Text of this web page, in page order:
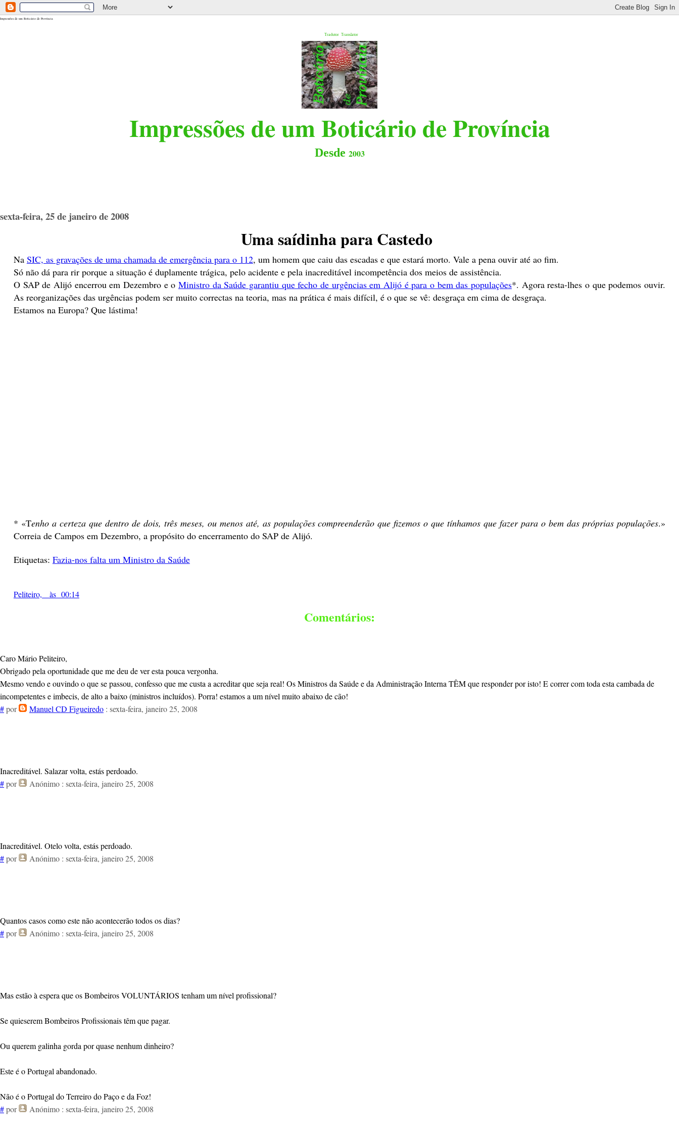
<$BlogRSDUrl$>
Impressões de um Boticário de Província
Tradutor Translator
Impressões de um Boticário de Província
Desde 2003
sexta-feira, 25 de janeiro de 2008
Uma saídinha para Castedo
Na SIC, as gravações de uma chamada de emergência para o 112, um homem que caiu das escadas e que estará morto. Vale a pena ouvir até ao fim.
Só não dá para rir porque a situação é duplamente trágica, pelo acidente e pela inacreditável incompetência dos meios de assistência.
O SAP de Alijó encerrou em Dezembro e o Ministro da Saúde garantiu que fecho de urgências em Alijó é para o bem das populações*. Agora resta-lhes o que podemos ouvir.
As reorganizações das urgências podem ser muito correctas na teoria, mas na prática é mais difícil, é o que se vê: desgraça em cima de desgraça.
Estamos na Europa? Que lástima!
* «Tenho a certeza que dentro de dois, três meses, ou menos até, as populações compreenderão que fizemos o que tínhamos que fazer para o bem das próprias populações.»
Correia de Campos em Dezembro, a propósito do encerramento do SAP de Alijó.
Etiquetas: Fazia-nos falta um Ministro da Saúde
Peliteiro, às 00:14
Comentários:
Caro Mário Peliteiro,
Obrigado pela oportunidade que me deu de ver esta pouca vergonha.
Mesmo vendo e ouvindo o que se passou, confesso que me custa a acreditar que seja real! Os Ministros da Saúde e da Administração Interna TÊM que responder por isto! E correr com toda esta cambada de
incompetentes e imbecis, de alto a baixo (ministros incluídos). Porra! estamos a um nível muito abaixo de cão!
#por Manuel CD Figueiredo : sexta-feira, janeiro 25, 2008
Inacreditável. Salazar volta, estás perdoado.
#por Anónimo : sexta-feira, janeiro 25, 2008
Inacreditável. Otelo volta, estás perdoado.
#por Anónimo : sexta-feira, janeiro 25, 2008
Quantos casos como este não acontecerão todos os dias?
#por Anónimo : sexta-feira, janeiro 25, 2008
Mas estão à espera que os Bombeiros VOLUNTÁRIOS tenham um nível profissional?
Se quieserem Bombeiros Profissionais têm que pagar.
Ou querem galinha gorda por quase nenhum dinheiro?
Este é o Portugal abandonado.
Não é o Portugal do Terreiro do Paço e da Foz!
#por Anónimo : sexta-feira, janeiro 25, 2008